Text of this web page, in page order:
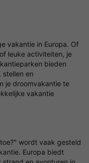
vakantie in Europa. Of
leuke activiteiten, je
bieden
en
je droomvakantie te
vakantie
wordt vaak gesteld
Europa biedt